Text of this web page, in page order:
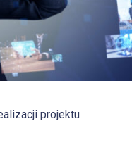
projektu